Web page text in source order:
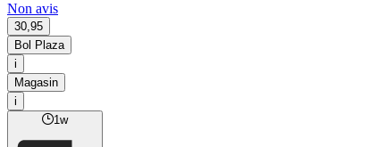
Non avis
30,95
Bol Plaza
i
Magasin
i
1w